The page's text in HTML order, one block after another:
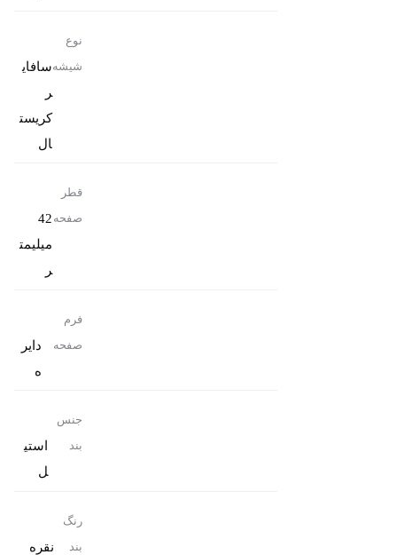
نوع
شیشهسافای
ر
کریست
ال
قطر
صفحه 42
میلیمت
ر
فرم
صفحه
دایر
ه
جنس
بند
استی
ل
رنگ
بند
نقره